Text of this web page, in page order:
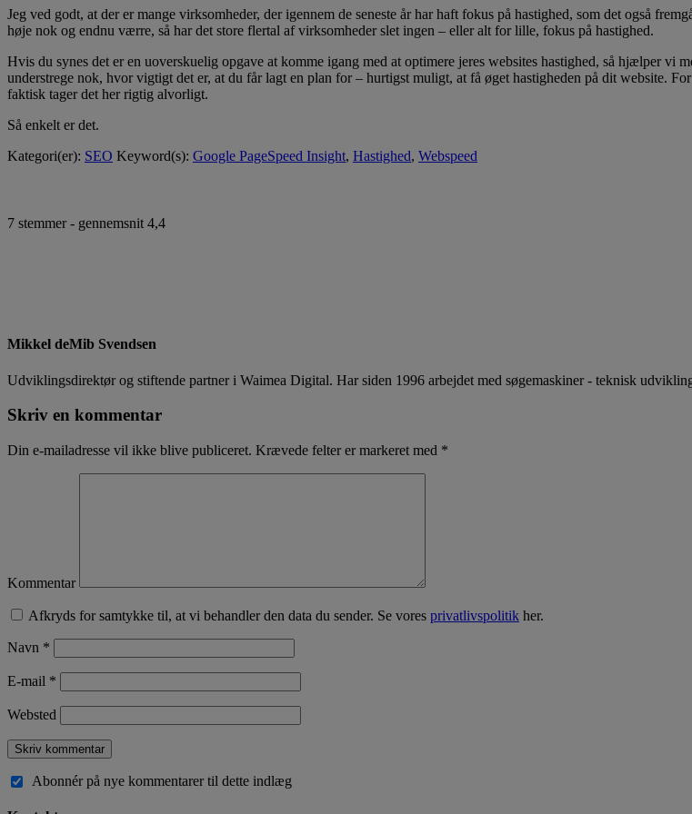
Jeg ved godt, at der er mange virksomheder, der igennem de seneste år har haft fokus på hastighed, som det også
høje nok og endnu værre, så har det store flertal af virksomheder slet ingen – eller alt for lille, fokus på hastighed.
Hvis du synes det er en uoverskuelig opgave at komme igang med at optimere jeres websites hastighed, så hjælper vi
understrege nok, hvor vigtigt det er, at du får lagt en plan for – hurtigst muligt, at få øget hastigheden på dit website.
faktisk tager det her rigtig alvorligt.
Så enkelt er det.
Kategori(er): SEO Keyword(s): Google PageSpeed Insight, Hastighed, Webspeed
7 stemmer - gennemsnit 4,4
Mikkel deMib Svendsen
Udviklingsdirektør og stiftende partner i Waimea Digital. Har siden 1996 arbejdet med søgemaskiner - teknisk
Skriv en kommentar
Din e-mailadresse vil ikke blive publiceret. Krævede felter er markeret med *
Kommentar
Afkryds for samtykke til, at vi behandler den data du sender. Se vores privatlivspolitik her.
Navn *
E-mail *
Websted
Abonnér på nye kommentarer til dette indlæg